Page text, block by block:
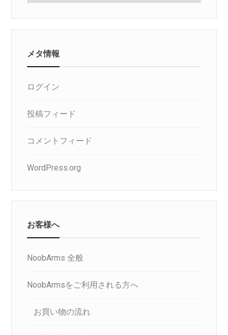
メタ情報
ログイン
投稿フィード
コメントフィード
WordPress.org
お客様へ
NoobArms 全般
NoobArmsをご利用される方へ
お買い物の流れ